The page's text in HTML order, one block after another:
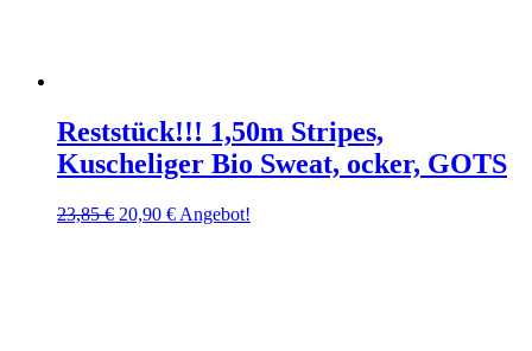
Reststück!!! 1,50m Stripes,
Kuscheliger Bio Sweat, ocker, GOTS
23,85€ Ursprünglicher
20,90 €Aktueller
Angebot!